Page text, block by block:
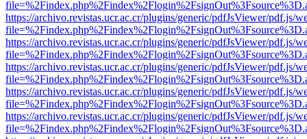
https://archivo.revistas.ucr.ac.cr/plugins/generic/pdfJsViewer/pdf.js/
https://archivo.revistas.ucr.ac.cr/plugins/generic/pdfJsViewer/pdf.js/
https://archivo.revistas.ucr.ac.cr/plugins/generic/pdfJsViewer/pdf.js/
https://archivo.revistas.ucr.ac.cr/plugins/generic/pdfJsViewer/pdf.js/
https://archivo.revistas.ucr.ac.cr/plugins/generic/pdfJsViewer/pdf.js/